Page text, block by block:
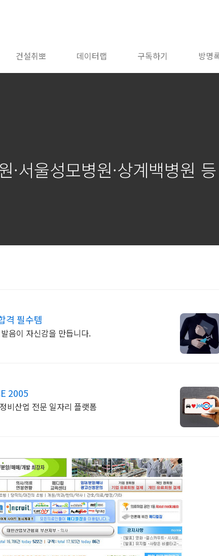
건설취뽀 데이터랩 구독하기 방명
·서울성모병원·상계백병원
격 필수템
음이 자신감을 만듭니다.
2005
비산업 전문 일자리 플랫폼